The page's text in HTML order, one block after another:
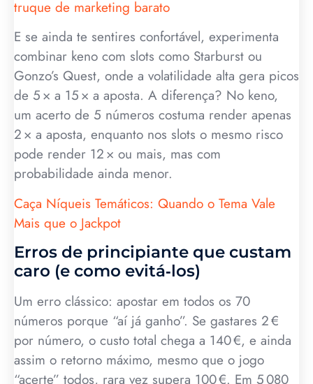
truque de marketing barato
E se ainda te sentires confortável, experimenta
combinar keno com slots como Starburst ou
Gonzo’s Quest, onde a volatilidade alta gera picos
de 5 × a 15 × a aposta. A diferença? No keno,
um acerto de 5 números costuma render apenas
2 × a aposta, enquanto nos slots o mesmo risco
pode render 12 × ou mais, mas com
probabilidade ainda menor.
Caça Níqueis Temáticos: Quando o Tema Vale
Mais que o Jackpot
Erros de principiante que custam
caro (e como evitá‑los)
Um erro clássico: apostar em todos os 70
números porque “aí já ganho”. Se gastares 2 €
por número, o custo total chega a 140 €, e ainda
assim o retorno máximo, mesmo que o jogo
“acerte” todos, rara vez supera 100 €. Em 5 080